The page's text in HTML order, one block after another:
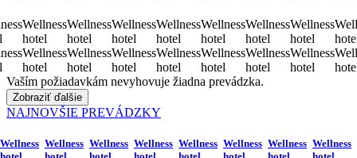
Wellness
hotel
Wellness
hotel
Wellness
hotel
Wellness
hotel
Wellness
hotel
Wellness
hotel
Wellness
hotel
Wellness
hotel
Wellness
hotel
Wellness
hotel
Wellness
hotel
Wellness
hotel
Wellness
hotel
Wellness
hotel
Vaším požiadavkám nevyhovuje žiadna prevádzka.
Zobraziť ďalšie
NAJNOVŠIE PREVÁDZKY
Wellness Wellness Wellness Wellness Wellness Wellness Wellness Wellness